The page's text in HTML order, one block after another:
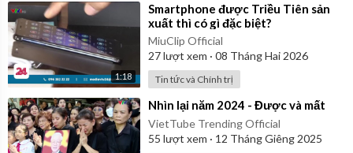
1:18
⁣Smartphone được Triều Tiên sản
xuất thì có gì đặc biệt?
MiuClip Official
27lượt xem · 08 Tháng Hai 2026
Tin tức và Chính trị
⁣Nhìn lại năm 2024 - Được và mất
VietTube Trending Official
55 lượt xem · 12 Tháng Giêng 2025